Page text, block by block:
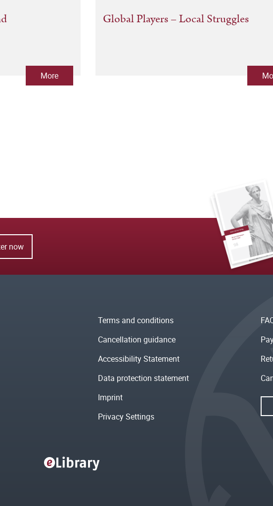
More
Global Players – Local Struggles
now
Terms and conditions
Cancellation guidance
Accessibility Statement
Data protection statement
Imprint
Privacy Settings